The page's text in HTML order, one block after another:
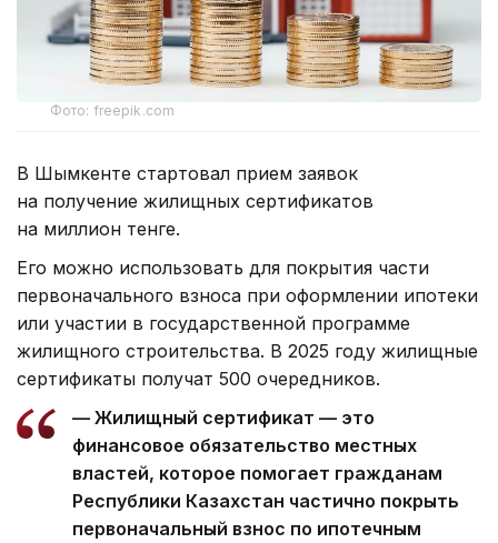
Фото: freepik.com
В Шымкенте стартовал прием заявок
на получение жилищных сертификатов
на миллион тенге.
Его можно использовать для покрытия части
первоначального взноса при оформлении ипотеки
или участии в государственной программе
жилищного строительства. В 2025 году жилищные
сертификаты получат 500 очередников.
— Жилищный сертификат — это
финансовое обязательство местных
властей, которое помогает гражданам
Республики Казахстан частично покрыть
первоначальный взнос по ипотечным